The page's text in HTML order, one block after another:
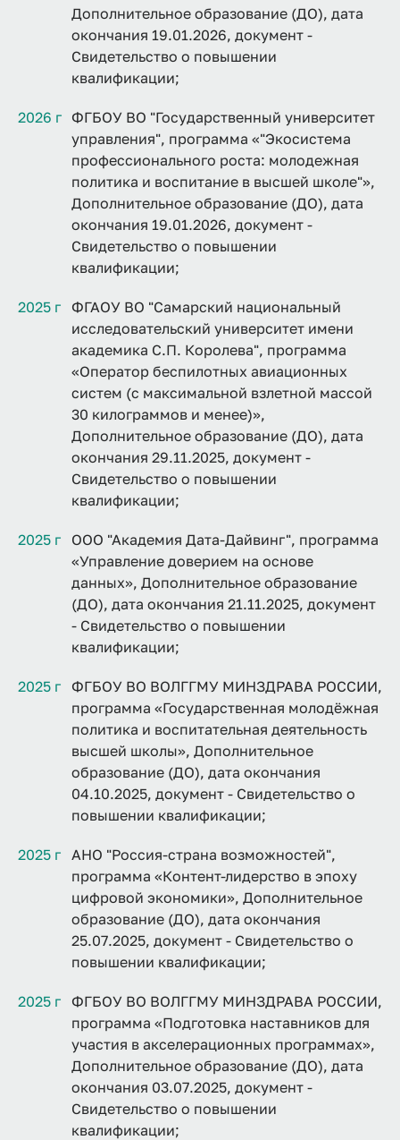
Дополнительное образование (ДО), дата
окончания 19.01.2026, документ -
Свидетельство о повышении
квалификации;
2026 г ФГБОУ ВО "Государственный университет
управления", программа «"Экосистема
профессионального роста: молодежная
политика и воспитание в высшей школе"»,
Дополнительное образование (ДО), дата
окончания 19.01.2026, документ -
Свидетельство о повышении
квалификации;
2025 г
ФГАОУ ВО "Самарский национальный
исследовательский университет имени
академика С.П. Королева", программа
«Оператор беспилотных авиационных
систем (с максимальной взлетной массой
30 килограммов и менее)»,
Дополнительное образование (ДО), дата
окончания 29.11.2025, документ -
Свидетельство о повышении
квалификации;
2025 г
ООО "Академия Дата-Дайвинг", программа
«Управление доверием на основе
данных», Дополнительное образование
(ДО), дата окончания 21.11.2025, документ
- Свидетельство о повышении
квалификации;
2025 г
ФГБОУ ВО ВОЛГГМУ МИНЗДРАВА РОССИИ,
программа «Государственная молодёжная
политика и воспитательная деятельность
высшей школы», Дополнительное
образование (ДО), дата окончания
04.10.2025, документ - Свидетельство о
повышении квалификации;
2025 г АНО "Россия-страна возможностей",
программа «Контент-лидерство в эпоху
цифровой экономики», Дополнительное
образование (ДО), дата окончания
25.07.2025, документ - Свидетельство о
повышении квалификации;
2025 г
ФГБОУ ВО ВОЛГГМУ МИНЗДРАВА РОССИИ,
программа «Подготовка наставников для
участия в акселерационных программах»,
Дополнительное образование (ДО), дата
окончания 03.07.2025, документ -
Свидетельство о повышении
квалификации;